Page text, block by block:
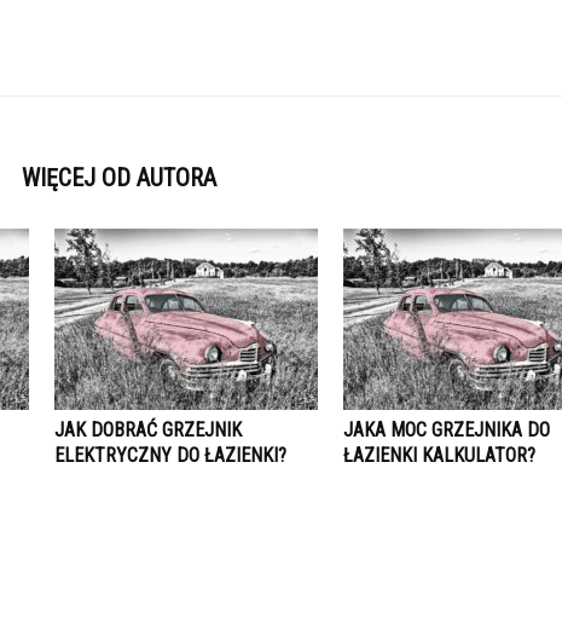
WIĘCEJ OD AUTORA
JAK DOBRAĆ GRZEJNIK
ELEKTRYCZNY DO ŁAZIENKI?
JAKA MOC GRZEJNIKA DO
ŁAZIENKI KALKULATOR?